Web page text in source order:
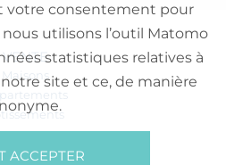
VENTE
Maisons
Bureaux
votre consentement pour
utilisons l’outil Matomo
statistiques relatives à
site et ce, de manière
ACCEPTER